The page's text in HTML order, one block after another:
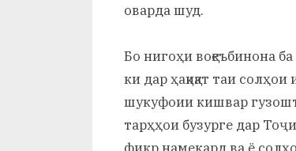
оварда шуд.
Бо нигоҳи воқеъбинона
ки дар ҳақиқат таи
шукуфоии кишвар
тарҳҳои бузурге дар
фикр намекард ва ё